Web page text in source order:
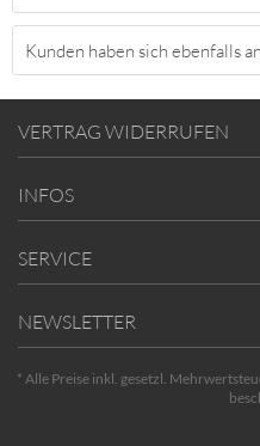
Kunden haben sich ebenfalls
VERTRAG WIDERRUFEN
INFOS
SERVICE
NEWSLETTER
* Alle Preise inkl. gesetzl.